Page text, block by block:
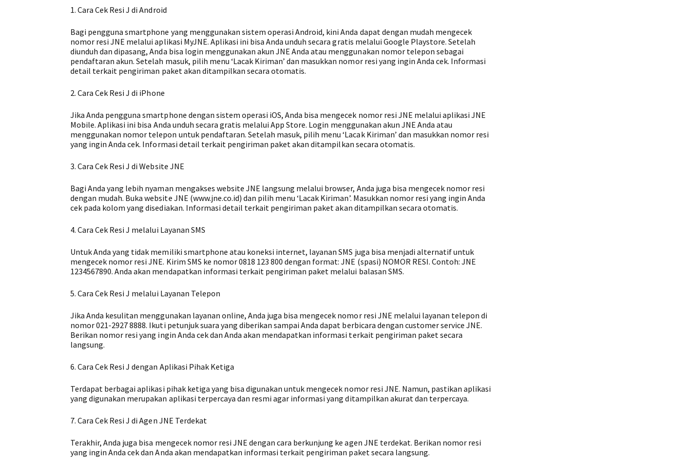
1. Cara Cek Resi J di Android
Bagi pengguna smartphone yang menggunakan sistem operasi Android, kini Anda dapat dengan mudah mengecek
nomor resi JNE melalui aplikasi MyJNE. Aplikasi ini bisa Anda unduh secara gratis melalui Google Playstore. Setelah
diunduh dan dipasang, Anda bisa login menggunakan akun JNE Anda atau menggunakan nomor telepon sebagai
pendaftaran akun. Setelah masuk, pilih menu ‘Lacak Kiriman’ dan masukkan nomor resi yang ingin Anda cek. Informasi
detail terkait pengiriman paket akan ditampilkan secara otomatis.
2. Cara Cek Resi J di iPhone
Jika Anda pengguna smartphone dengan sistem operasi iOS, Anda bisa mengecek nomor resi JNE melalui aplikasi JNE
Mobile. Aplikasi ini bisa Anda unduh secara gratis melalui App Store. Login menggunakan akun JNE Anda atau
menggunakan nomor telepon untuk pendaftaran. Setelah masuk, pilih menu ‘Lacak Kiriman’ dan masukkan nomor resi
yang ingin Anda cek. Informasi detail terkait pengiriman paket akan ditampilkan secara otomatis.
3. Cara Cek Resi J di Website JNE
Bagi Anda yang lebih nyaman mengakses website JNE langsung melalui browser, Anda juga bisa mengecek nomor resi
dengan mudah. Buka website JNE (www.jne.co.id) dan pilih menu ‘Lacak Kiriman’. Masukkan nomor resi yang ingin Anda
cek pada kolom yang disediakan. Informasi detail terkait pengiriman paket akan ditampilkan secara otomatis.
4. Cara Cek Resi J melalui Layanan SMS
Untuk Anda yang tidak memiliki smartphone atau koneksi internet, layanan SMS juga bisa menjadi alternatif untuk
mengecek nomor resi JNE. Kirim SMS ke nomor 0818 123 800 dengan format: JNE (spasi) NOMOR RESI. Contoh: JNE
1234567890. Anda akan mendapatkan informasi terkait pengiriman paket melalui balasan SMS.
5. Cara Cek Resi J melalui Layanan Telepon
Jika Anda kesulitan menggunakan layanan online, Anda juga bisa mengecek nomor resi JNE melalui layanan telepon di
nomor 021-2927 8888. Ikuti petunjuk suara yang diberikan sampai Anda dapat berbicara dengan customer service JNE.
Berikan nomor resi yang ingin Anda cek dan Anda akan mendapatkan informasi terkait pengiriman paket secara
langsung.
6. Cara Cek Resi J dengan Aplikasi Pihak Ketiga
Terdapat berbagai aplikasi pihak ketiga yang bisa digunakan untuk mengecek nomor resi JNE. Namun, pastikan aplikasi
yang digunakan merupakan aplikasi terpercaya dan resmi agar informasi yang ditampilkan akurat dan terpercaya.
7. Cara Cek Resi J di Agen JNE Terdekat
Terakhir, Anda juga bisa mengecek nomor resi JNE dengan cara berkunjung ke agen JNE terdekat. Berikan nomor resi
yang ingin Anda cek dan Anda akan mendapatkan informasi terkait pengiriman paket secara langsung.